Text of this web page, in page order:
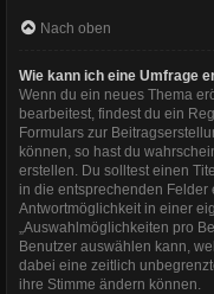
Nach oben
Wie kann ich eine Umfrage
Wenn du ein neues Thema
bearbeitest, findest du ein
Formulars zur
können, so hast du
erstellen. Du solltest einen
in die entsprechenden
Antwortmöglichkeit in einer
„Auswahlmöglichkeiten pro
Benutzer auswählen kann,
dabei eine zeitlich
ihre Stimme ändern können.